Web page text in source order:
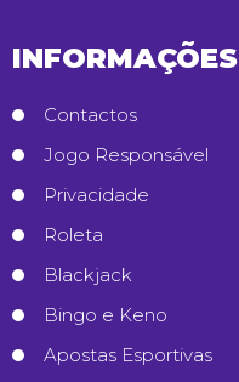
INFORMAÇÕES
Contactos
Jogo Responsável
Privacidade
Roleta
Blackjack
Bingo e Keno
Apostas Esportivas